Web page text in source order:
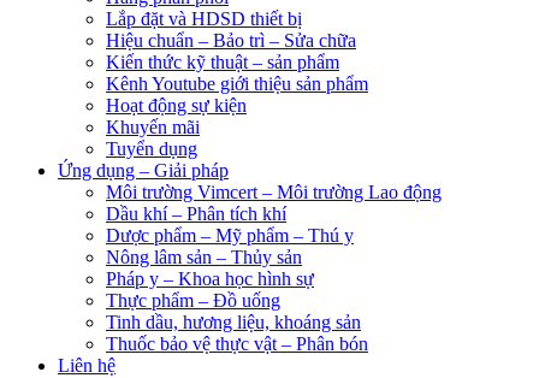
Lắp đặt và HDSD thiết bị
Hiệu chuẩn – Bảo trì – Sửa chữa
Kiến thức kỹ thuật – sản phẩm
Kênh Youtube giới thiệu sản phẩm
Hoạt động sự kiện
Khuyến mãi
Tuyển dụng
Ứng dụng – Giải pháp
Môi trường Vimcert – Môi trường Lao động
Dầu khí – Phân tích khí
Dược phẩm – Mỹ phẩm – Thú y
Nông lâm sản – Thủy sản
Pháp y – Khoa học hình sự
Thực phẩm – Đồ uống
Tinh dầu, hương liệu, khoáng sản
Thuốc bảo vệ thực vật – Phân bón
Liên hệ